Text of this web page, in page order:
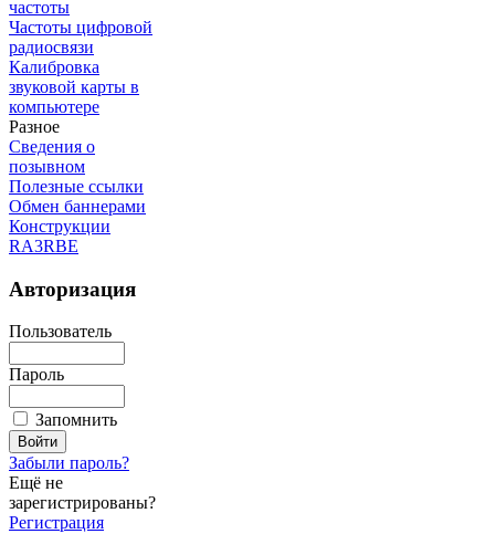
частоты
Частоты цифровой
радиосвязи
Калибровка
звуковой карты в
компьютере
Разное
Сведения о
позывном
Полезные ссылки
Обмен баннерами
Конструкции
RA3RBE
Авторизация
Пользователь
Пароль
Запомнить
Забыли пароль?
Ещё не
зарегистрированы?
Регистрация